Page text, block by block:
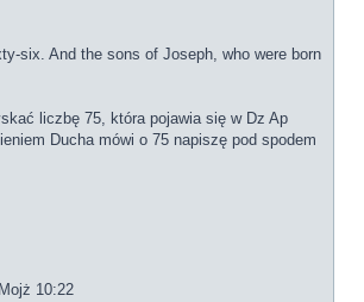
six. And the sons of Joseph, who were born
liczbę 75, która pojawia się w Dz Ap
Ducha mówi o 75 napiszę pod spodem
10:22